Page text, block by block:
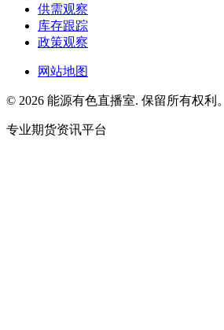
供需观察
库存跟踪
政策观察
网站地图
© 2026 能源有色直播室. 保留所有权利。
专业期货资讯平台